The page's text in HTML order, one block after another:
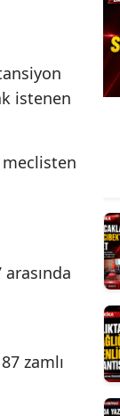
istenen
zamlı